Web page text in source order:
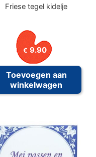
Friese tegel kidelje
€ 9.90
Toevoegen aan
winkelwagen